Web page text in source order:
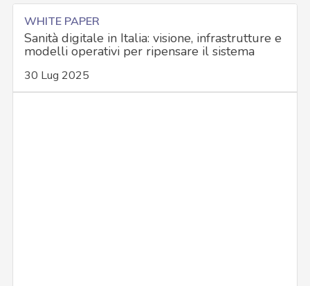
WHITE PAPER
Sanità digitale in Italia: visione, infrastrutture e
modelli operativi per ripensare il sistema
30 Lug 2025